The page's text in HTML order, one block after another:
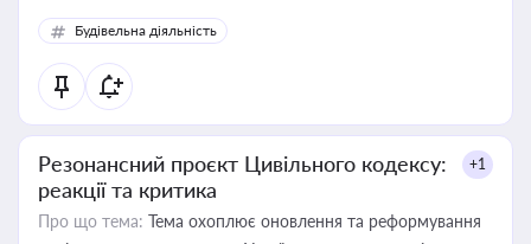
Будівельна діяльність
Резонансний проєкт Цивільного кодексу:
реакції та критика
+1
Про що тема: Тема охоплює оновлення та реформування